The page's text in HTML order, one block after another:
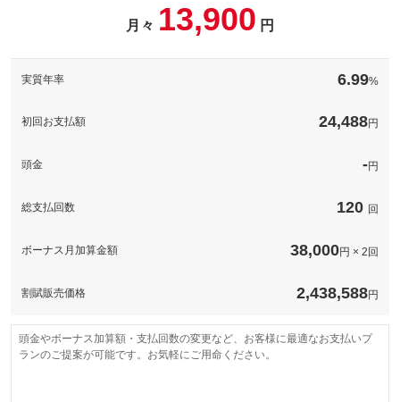
このパックの見積もり依頼（無料）
このパックの見積もり依頼（無料）
月々 13,900 円
実質年率 6.99%
初回お支払額 24,488円
頭金 -円
総支払回数 120 回
ボーナス月加算金額 38,000円 × 2回
割賦販売価格 2,438,588円
頭金やボーナス加算額・支払回数の変更など、お客様に最適なお支払いプ
ランのご提案が可能です。お気軽にご用命ください。